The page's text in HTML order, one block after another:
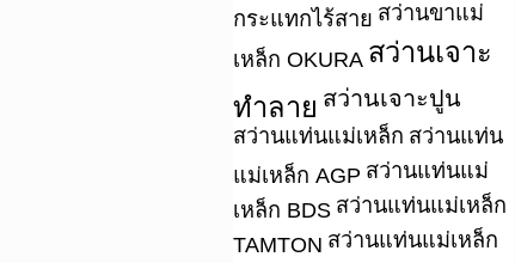
กระแทกไร้สาย สว่านขาแม่
เหล็ก OKURA สว่านเจาะ
ทำลาย สว่านเจาะปูน
สว่านแท่นแม่เหล็ก สว่านแท่น
แม่เหล็ก AGP สว่านแท่นแม่
เหล็ก BDS สว่านแท่นแม่เหล็ก
TAMTON สว่านแท่นแม่เหล็ก